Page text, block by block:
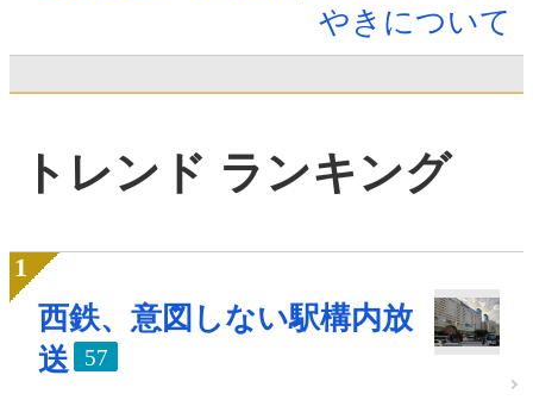
やきについて
トレンド ランキング
西鉄、意図しない駅構内放
送
57